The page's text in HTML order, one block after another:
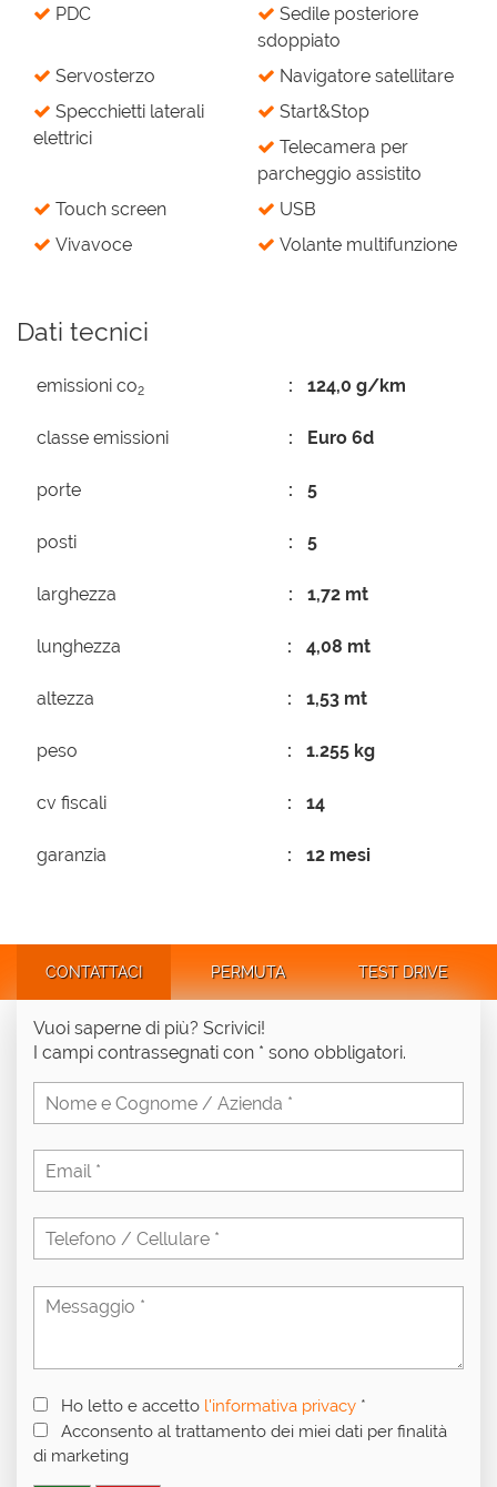
PDC
Sedile posteriore
sdoppiato
Servosterzo
Navigatore satellitare
Specchietti laterali
elettrici
Start&Stop
Telecamera per
parcheggio assistito
Touch screen
USB
Vivavoce
Volante multifunzione
Dati tecnici
emissioni co2 124,0 g/km
classe emissioni Euro 6d
porte 5
posti 5
larghezza 1,72 mt
lunghezza 4,08 mt
altezza 1,53 mt
peso 1.255 kg
cv fiscali 14
garanzia 12 mesi
CONTATTACI PERMUTA TEST DRIVE
Vuoi saperne di più? Scrivici!
I campi contrassegnati con * sono obbligatori.
Ho letto e accetto l'informativa privacy *
Acconsento al trattamento dei miei dati per finalità
di marketing